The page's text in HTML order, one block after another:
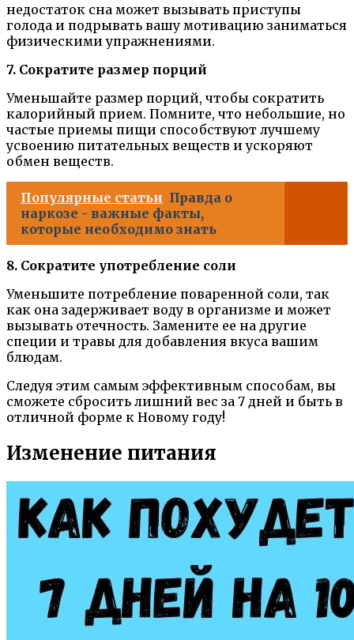
недостаток сна может вызывать приступы
голода и подрывать вашу мотивацию заниматься
физическими упражнениями.
7. Сократите размер порций
Уменьшайте размер порций, чтобы сократить
калорийный прием. Помните, что небольшие, но
частые приемы пищи способствуют лучшему
усвоению питательных веществ и ускоряют
обмен веществ.
Популярные статьи Правда о
наркозе - важные факты,
которые необходимо знать
8. Сократите употребление соли
Уменьшите потребление поваренной соли, так
как она задерживает воду в организме и может
вызывать отечность. Замените ее на другие
специи и травы для добавления вкуса вашим
блюдам.
Следуя этим самым эффективным способам, вы
сможете сбросить лишний вес за 7 дней и быть в
отличной форме к Новому году!
Изменение питания